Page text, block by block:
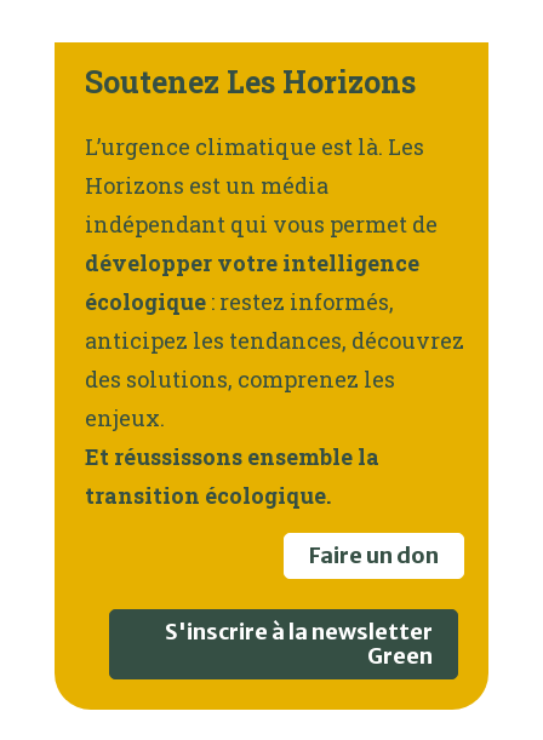
Soutenez Les Horizons
L’urgence climatique est là. Les
Horizons est un média
indépendant qui vous permet de
développer votre intelligence
écologique : restez informés,
anticipez les tendances, découvrez
des solutions, comprenez les
enjeux.
Et réussissons ensemble la
transition écologique.
Faire un don
S'inscrire à la newsletter
Green